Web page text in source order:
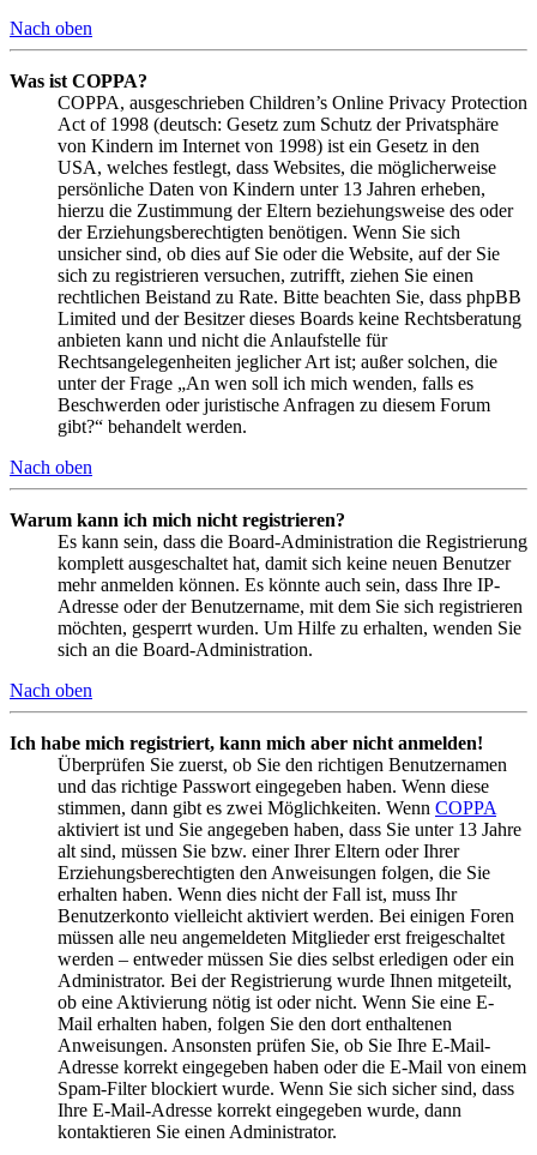
Nach oben
Was ist COPPA?
COPPA, ausgeschrieben Children’s Online Privacy Protection
Act of 1998 (deutsch: Gesetz zum Schutz der Privatsphäre
von Kindern im Internet von 1998) ist ein Gesetz in den
USA, welches festlegt, dass Websites, die möglicherweise
persönliche Daten von Kindern unter 13 Jahren erheben,
hierzu die Zustimmung der Eltern beziehungsweise des oder
der Erziehungsberechtigten benötigen. Wenn Sie sich
unsicher sind, ob dies auf Sie oder die Website, auf der Sie
sich zu registrieren versuchen, zutrifft, ziehen Sie einen
rechtlichen Beistand zu Rate. Bitte beachten Sie, dass phpBB
Limited und der Besitzer dieses Boards keine Rechtsberatung
anbieten kann und nicht die Anlaufstelle für
Rechtsangelegenheiten jeglicher Art ist; außer solchen, die
unter der Frage „An wen soll ich mich wenden, falls es
Beschwerden oder juristische Anfragen zu diesem Forum
gibt?“ behandelt werden.
Nach oben
Warum kann ich mich nicht registrieren?
Es kann sein, dass die Board-Administration die Registrierung
komplett ausgeschaltet hat, damit sich keine neuen Benutzer
mehr anmelden können. Es könnte auch sein, dass Ihre IP-
Adresse oder der Benutzername, mit dem Sie sich registrieren
möchten, gesperrt wurden. Um Hilfe zu erhalten, wenden Sie
sich an die Board-Administration.
Nach oben
Ich habe mich registriert, kann mich aber nicht anmelden!
Überprüfen Sie zuerst, ob Sie den richtigen Benutzernamen
und das richtige Passwort eingegeben haben. Wenn diese
stimmen, dann gibt es zwei Möglichkeiten. Wenn COPPA
aktiviert ist und Sie angegeben haben, dass Sie unter 13 Jahre
alt sind, müssen Sie bzw. einer Ihrer Eltern oder Ihrer
Erziehungsberechtigten den Anweisungen folgen, die Sie
erhalten haben. Wenn dies nicht der Fall ist, muss Ihr
Benutzerkonto vielleicht aktiviert werden. Bei einigen Foren
müssen alle neu angemeldeten Mitglieder erst freigeschaltet
werden – entweder müssen Sie dies selbst erledigen oder ein
Administrator. Bei der Registrierung wurde Ihnen mitgeteilt,
ob eine Aktivierung nötig ist oder nicht. Wenn Sie eine E-
Mail erhalten haben, folgen Sie den dort enthaltenen
Anweisungen. Ansonsten prüfen Sie, ob Sie Ihre E-Mail-
Adresse korrekt eingegeben haben oder die E-Mail von einem
Spam-Filter blockiert wurde. Wenn Sie sich sicher sind, dass
Ihre E-Mail-Adresse korrekt eingegeben wurde, dann
kontaktieren Sie einen Administrator.